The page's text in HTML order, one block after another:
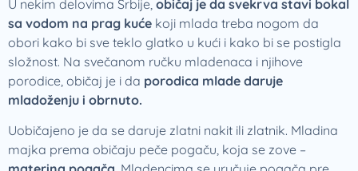
U nekim delovima Srbije, običaj je da svekrva stavi bokal
sa vodom na prag kuće koji mlada treba nogom da
obori kako bi sve teklo glatko u kući i kako bi se postigla
složnost. Na svečanom ručku mladenaca i njihove
porodice, običaj je i da porodica mlade daruje
mladoženju i obrnuto.
Uobičajeno je da se daruje zlatni nakit ili zlatnik. Mladina
majka prema običaju peče pogaču, koja se zove –